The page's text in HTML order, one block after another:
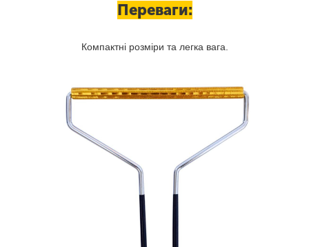
Переваги:
Компактні розміри та легка вага.